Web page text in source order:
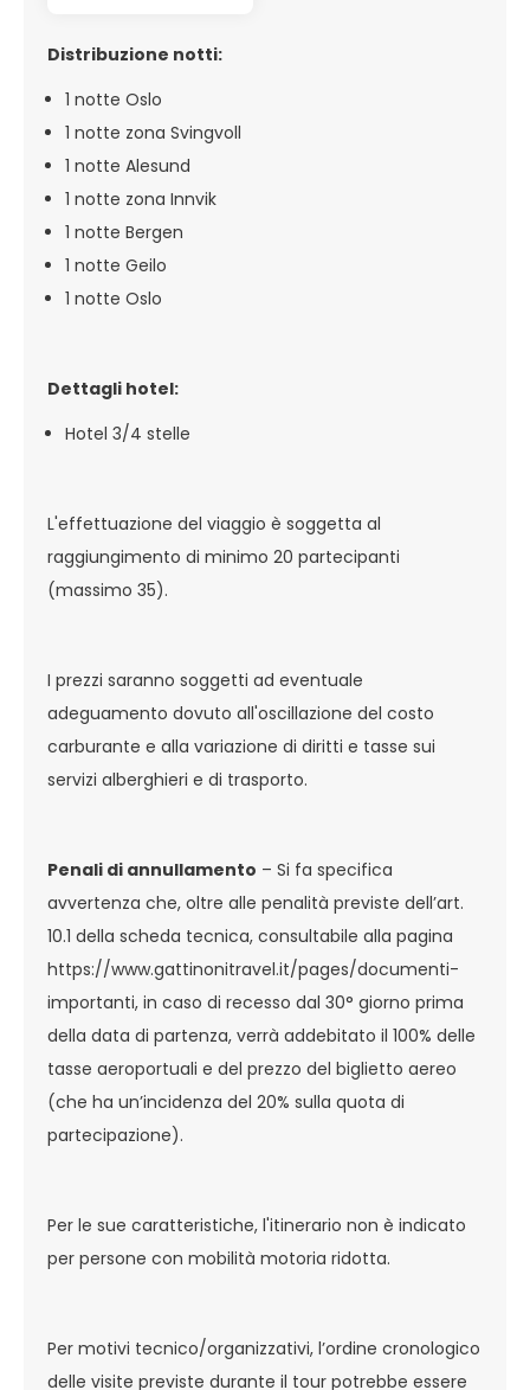
Distribuzione notti:
1 notte Oslo
1 notte zona Svingvoll
1 notte Alesund
1 notte zona Innvik
1 notte Bergen
1 notte Geilo
1 notte Oslo
Dettagli hotel:
Hotel 3/4 stelle
L'effettuazione del viaggio è soggetta al
raggiungimento di minimo 20 partecipanti
(massimo 35).
I prezzi saranno soggetti ad eventuale
adeguamento dovuto all'oscillazione del costo
carburante e alla variazione di diritti e tasse sui
servizi alberghieri e di trasporto.
Penali di annullamento – Si fa specifica
avvertenza che, oltre alle penalità previste dell’art.
10.1 della scheda tecnica, consultabile alla pagina
https://www.gattinonitravel.it/pages/documenti-
importanti, in caso di recesso dal 30° giorno prima
della data di partenza, verrà addebitato il 100% delle
tasse aeroportuali e del prezzo del biglietto aereo
(che ha un’incidenza del 20% sulla quota di
partecipazione).
Per le sue caratteristiche, l'itinerario non è indicato
per persone con mobilità motoria ridotta.
Per motivi tecnico/organizzativi, l’ordine cronologico
delle visite previste durante il tour potrebbe essere